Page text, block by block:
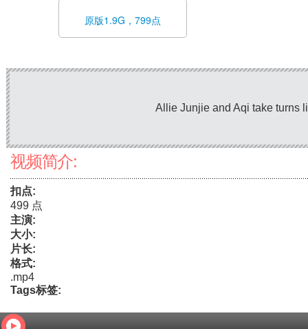
原版1.9G，799点
Allie Junjie and Aqi take turns
视频简介:
扣点:
499 点
主演:
大小:
片长:
格式:
.mp4
Tags标签: